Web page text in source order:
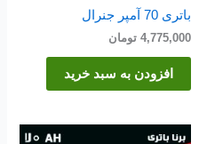
باتری 70 آمپر جنرال
4,775,000 تومان
افزودن به سبد خرید